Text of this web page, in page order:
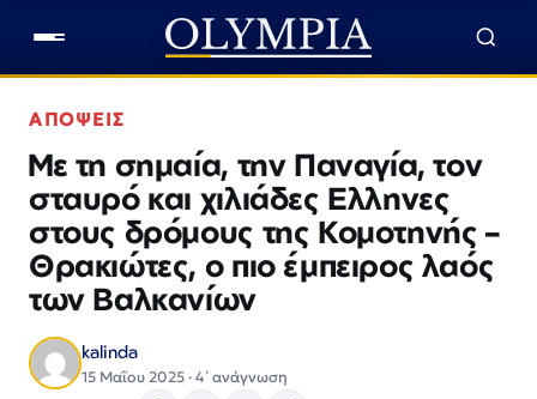
ΑΠΟΨΕΙΣ
Με τη σημαία, την Παναγία, τον
σταυρό και χιλιάδες Ελληνες
στους δρόμoυς της Κομοτηνής –
Θρακιώτες, ο πιο έμπειρος λαός
των Βαλκανίων
kalinda
15 Μαΐου 2025 · 4΄ ανάγνωση